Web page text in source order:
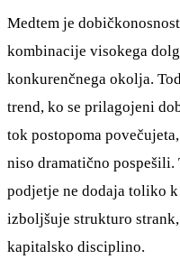
Medtem je
kombinacije visokega
konkurenčnega okolja.
trend, ko se prilagojeni
tok postopoma
niso dramatično pospešili.
podjetje ne dodaja toliko
izboljšuje strukturo
kapitalsko disciplino.